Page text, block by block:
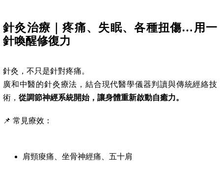
針灸治療｜疼痛、失眠、各種扭傷…用一
針喚醒修復力
針灸，不只是針對疼痛。
廣和中醫的針灸療法，結合現代醫學儀器判讀與傳統經絡技
術， 從調節神經系統開始，讓身體重新啟動自癒力。
📌 常見療效：
肩頸痠痛、坐骨神經痛、五十肩